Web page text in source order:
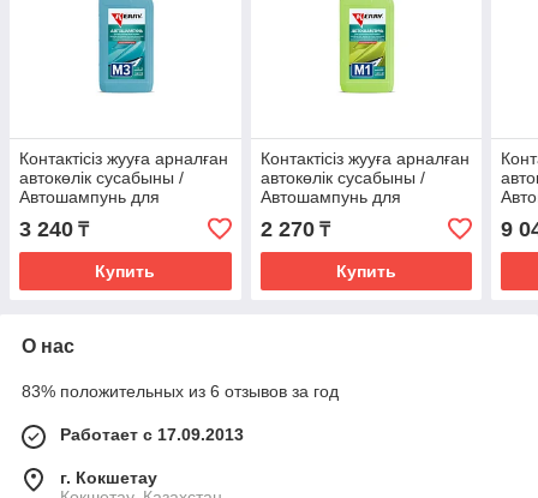
Контактісіз жууға арналған
автокөлік сусабыны /
Автошампунь для
бесконтактной мойки
KERRY M3 KR3073
1000мл.
3 240 ₸
Купить
Контактісіз жууға арналған
автокөлік сусабыны /
Автошампунь для
бесконтактной мойки
KERRY M1 KR3071
1000мл.
2 270₸
Купить
9
О нас
83% положительных из 6 отзывов за год
Работает с 17.09.2013
г. Кокшетау